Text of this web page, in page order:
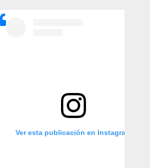
Ver esta publicación en Instagram